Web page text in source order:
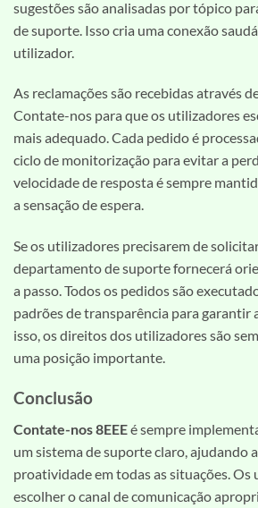
sugestões são analisadas por tópico
de suporte. Isso cria uma conexão
utilizador.
As reclamações são recebidas através
Contate-nos para que os utilizadores
mais adequado. Cada pedido é
ciclo de monitorização para evitar a
velocidade de resposta é sempre
a sensação de espera.
Se os utilizadores precisarem de
departamento de suporte fornecerá
a passo. Todos os pedidos são
padrões de transparência para garantir
isso, os direitos dos utilizadores são
uma posição importante.
Conclusão
Contate-nos 8EEEé sempre
um sistema de suporte claro, ajudando
proatividade em todas as situações.
escolher o canal de comunicação